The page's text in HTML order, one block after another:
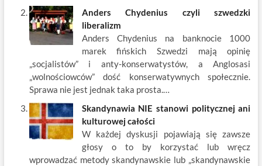
Anders Chydenius czyli szwedzki
liberalizm
Anders Chydenius na banknocie 1000
marek fińskich Szwedzi mają opinię
„socjalistów” i anty-konserwatystów, a Anglosasi
„wolnościowców” dość konserwatywnych społecznie.
Sprawa nie jest jednak taka prosta.…
Skandynawia NIE stanowi politycznej ani
kulturowej całości
W każdej dyskusji pojawiają się zawsze
głosy o to by korzystać lub wręcz
wprowadzać metody skandynawskie lub „skandynawskie